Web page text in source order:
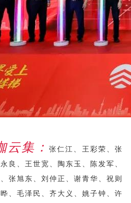
云集：张仁江、王彩荣、张
良、王世宽、陶东玉、陈发军、
张旭东、刘仲正、谢青华、祝则
、毛泽民、齐大义、姚子钟、许